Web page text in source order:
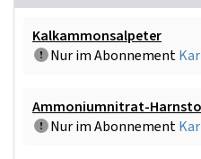
Kalkammonsalpeter
Nur im Abonnement
Ammoniumnitrat-
Nur im Abonnement